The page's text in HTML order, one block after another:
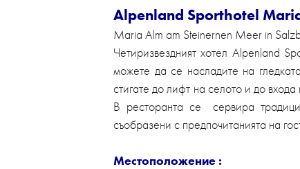
Alpenland Sporthotel
Maria Alm am Steinernen Meer in
Четиризвездният хотел Alpenland
можете да се насладите на
стигате до лифт на селото и до
В ресторанта се сервира
съобразени с предпочитанията на
Местоположение :